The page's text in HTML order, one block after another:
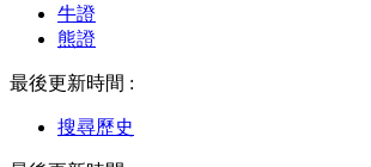
牛證
熊證
最後更新時間 :
搜尋歷史